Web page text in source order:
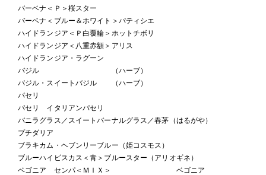
バーベナ＜Ｐ＞桜スター
バーベナ＜ブルー＆ホワイト＞パティシエ
ハイドランジア＜Ｐ白覆輪＞ホットチボリ
ハイドランジア＜八重赤額＞アリス
ハイドランジア・ラグーン
バジル （ハーブ）
バジル・スイートバジル （ハーブ）
パセリ
パセリ イタリアンパセリ
バニラグラス／スイートバーナルグラス／春茅（はるがや）
プチダリア
ブラキカム・ヘブンリーブルー（姫コスモス）
ブルーハイビスカス＜青＞ブルースター（アリオギネ）
ベゴニア センパ＜ＭＩＸ＞ ベゴニア